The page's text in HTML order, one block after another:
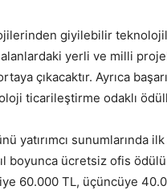
giyilebilir
yerli ve milli
çıkacaktır. Ayrıca
ticarileştirme odaklı
yatırımcı sunumlarında
boyunca ücretsiz ofis
60.000 TL, üçüncüye